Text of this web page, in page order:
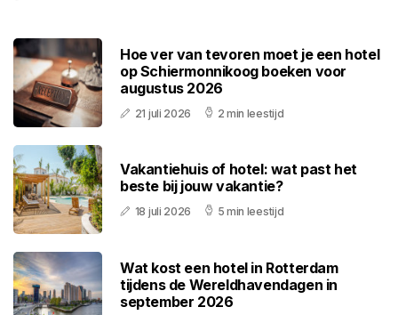
Hoe ver van tevoren moet je een hotel
op Schiermonnikoog boeken voor
augustus 2026
21 juli 2026 2 min leestijd
Vakantiehuis of hotel: wat past het
beste bij jouw vakantie?
18 juli 2026 5 min leestijd
Wat kost een hotel in Rotterdam
tijdens de Wereldhavendagen in
september 2026